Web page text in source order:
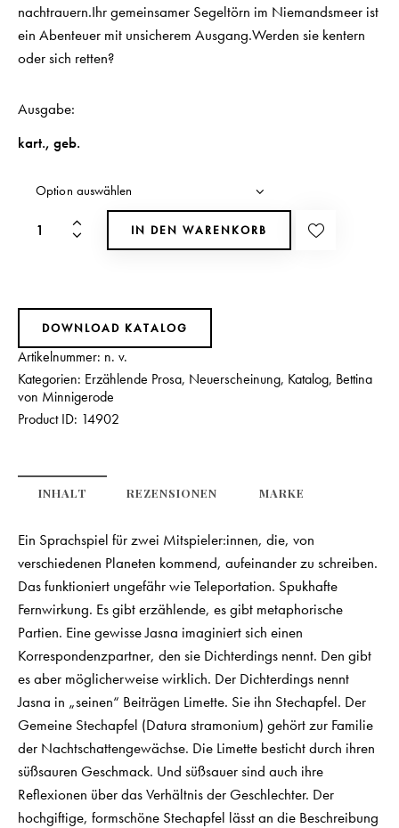
nachtrauern.Ihr gemeinsamer Segeltörn im Niemandsmeer ist
ein Abenteuer mit unsicherem Ausgang.Werden sie kentern
oder sich retten?
Ausgabe
kart., geb.
IN DEN WARENKORB
DOWNLOAD KATALOG
Artikelnummer: n. v.
Kategorien: Erzählende Prosa, Neuerscheinung, Katalog, Bettina
von Minnigerode
Product ID: 14902
INHALT REZENSIONEN MARKE
Ein Sprachspiel für zwei Mitspieler:innen, die, von
verschiedenen Planeten kommend, aufeinander zu schreiben.
Das funktioniert ungefähr wie Teleportation. Spukhafte
Fernwirkung. Es gibt erzählende, es gibt metaphorische
Partien. Eine gewisse Jasna imaginiert sich einen
Korrespondenzpartner, den sie Dichterdings nennt. Den gibt
es aber möglicherweise wirklich. Der Dichterdings nennt
Jasna in „seinen“ Beiträgen Limette. Sie ihn Stechapfel. Der
Gemeine Stechapfel (Datura stramonium) gehört zur Familie
der Nachtschattengewächse. Die Limette besticht durch ihren
süßsauren Geschmack. Und süßsauer sind auch ihre
Reflexionen über das Verhältnis der Geschlechter. Der
hochgiftige, formschöne Stechapfel lässt an die Beschreibung